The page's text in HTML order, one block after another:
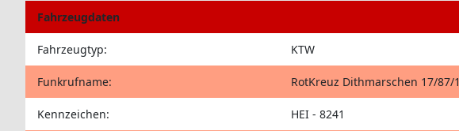
Fahrzeugdaten
Fahrzeugtyp: KTW
Funkrufname: RotKreuz Dithmarschen 17/87/1
Kennzeichen: HEI - 8241